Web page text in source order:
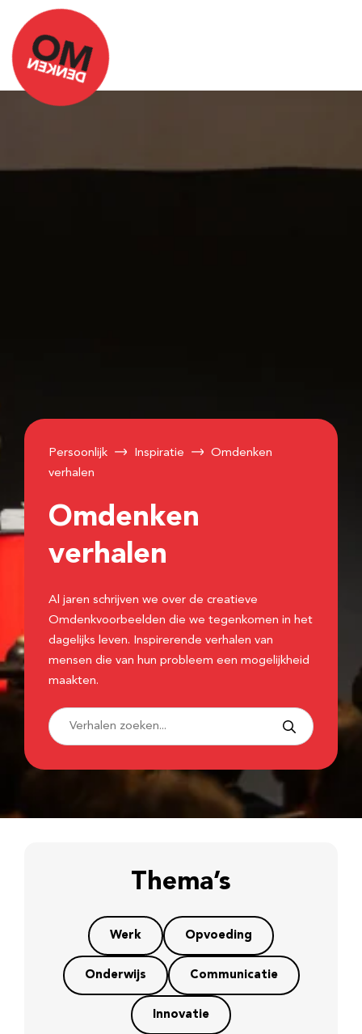
Persoonlijk Inspiratie
Omdenken
verhalen
Omdenken
verhalen
Al jaren schrijven we over de creatieve
Omdenkvoorbeelden die we tegenkomen in het
dagelijks leven. Inspirerende verhalen van
mensen die van hun probleem een mogelijkheid
maakten.
Thema’s
Werk Opvoeding
Onderwijs Communicatie
Innovatie